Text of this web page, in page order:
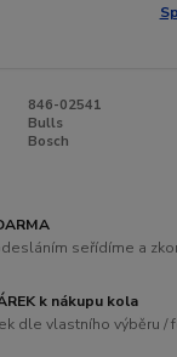
846-02541
Bulls
Bosch
seřídíme a
k nákupu kola
dle vlastního výběru /